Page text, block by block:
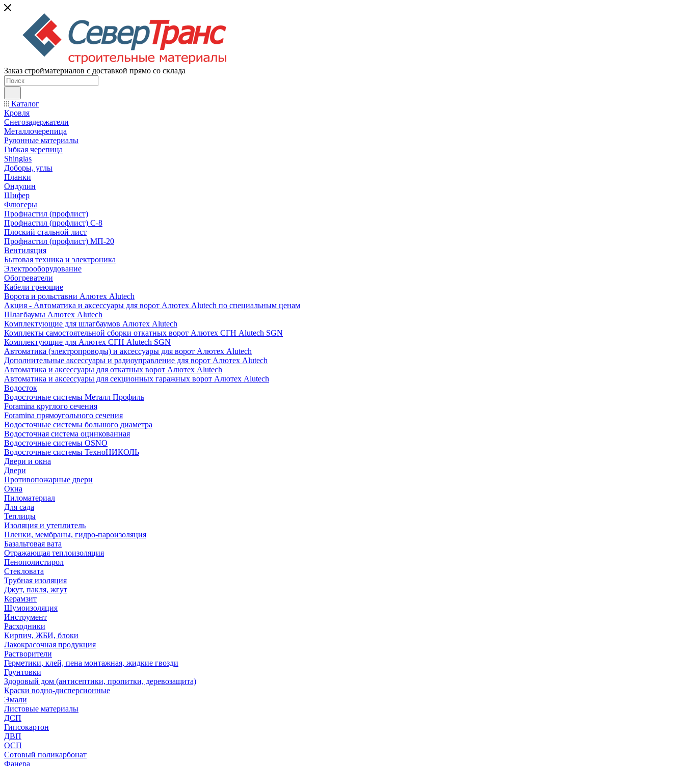
Заказ стройматериалов с доставкой прямо со склада
Каталог
Кровля
Снегозадержатели
Металлочерепица
Рулонные материалы
Гибкая черепица
Shinglas
Доборы, углы
Планки
Ондулин
Шифер
Флюгеры
Профнастил (профлист)
Профнастил (профлист) С-8
Плоский стальной лист
Профнастил (профлист) МП-20
Вентиляция
Бытовая техника и электроника
Электрооборудование
Обогреватели
Кабели греющие
Ворота и рольставни Алютех Alutech
Акция - Автоматика и аксессуары для ворот Алютех Alutech по специальным ценам
Шлагбаумы Алютех Alutech
Комплектующие для шлагбаумов Алютех Alutech
Комплекты самостоятельной сборки откатных ворот Алютех СГН Alutech SGN
Комплектующие для Алютех СГН Alutech SGN
Автоматика (электропроводы) и аксессуары для ворот Алютех Alutech
Дополнительные аксессуары и радиоуправление для ворот Алютех Alutech
Автоматика и аксессуары для откатных ворот Алютех Alutech
Автоматика и аксессуары для секционных гаражных ворот Алютех Alutech
Водосток
Водосточные системы Металл Профиль
Foramina круглого сечения
Foramina прямоугольного сечения
Водосточные системы большого диаметра
Водосточная система оцинкованная
Водосточные системы OSNO
Водосточные системы ТехноНИКОЛЬ
Двери и окна
Двери
Противопожарные двери
Окна
Пиломатериал
Для сада
Теплицы
Изоляция и утеплитель
Пленки, мембраны, гидро-пароизоляция
Базальтовая вата
Отражающая теплоизоляция
Пенополистирол
Стекловата
Трубная изоляция
Джут, пакля, жгут
Керамзит
Шумоизоляция
Инструмент
Расходники
Кирпич, ЖБИ, блоки
Лакокрасочная продукция
Растворители
Герметики, клей, пена монтажная, жидкие гвозди
Грунтовки
Здоровый дом (антисептики, пропитки, деревозащита)
Краски водно-дисперсионные
Эмали
Листовые материалы
ДСП
Гипсокартон
ДВП
ОСП
Сотовый поликарбонат
Фанера